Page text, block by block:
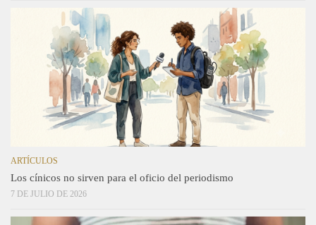
ARTÍCULOS
Los cínicos no sirven para el oficio del periodismo
7 DE JULIO DE 2026